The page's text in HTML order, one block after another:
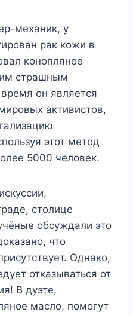
механик, у
рак кожи в
конопляное
страшным
он является
активистов,
этот метод
5000 человек.
столице
обсуждали это
что
Однако,
отказываться от
В дуэте,
масло, помогут